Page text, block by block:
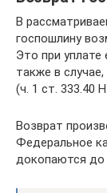
В
госпошлину
Это при
также в
(ч. 1 ст. 333.40
Возврат
Федеральное
докопаются до